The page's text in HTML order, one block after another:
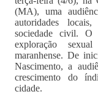
(MA), uma
autoridades
sociedade civil.
exploração
maranhense. De
Nascimento, a
crescimento do
cidade.